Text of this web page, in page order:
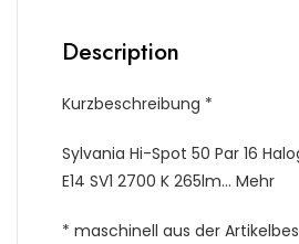
Description
Kurzbeschreibung *
Sylvania Hi-Spot 50 Par 16
E14 SV1 2700 K 265lm… Mehr
* maschinell aus der